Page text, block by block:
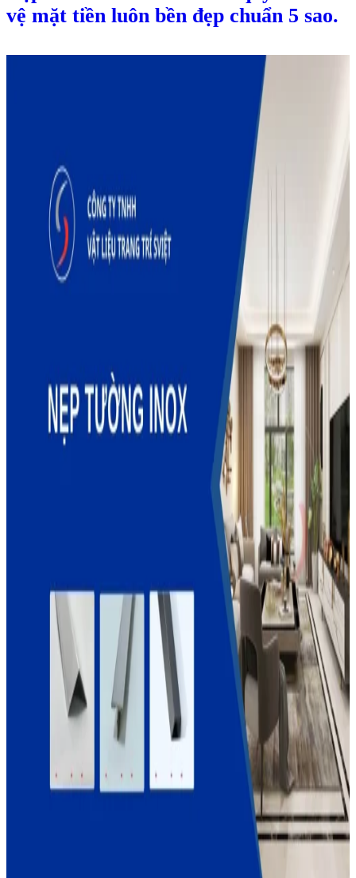
vệ mặt tiền luôn bền đẹp chuẩn 5 sao.